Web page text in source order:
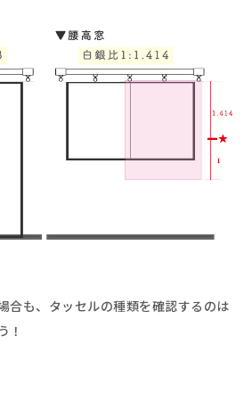
合も、タッセルの種類を確認するのは
！